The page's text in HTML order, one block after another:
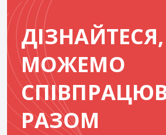
МОЖЕМО
РАЗОМ